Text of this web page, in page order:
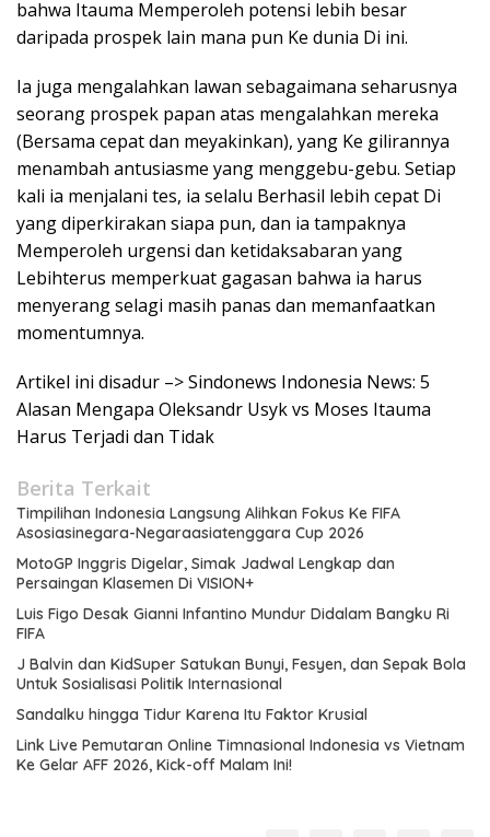
bahwa Itauma Memperoleh potensi lebih besar
daripada prospek lain mana pun Ke dunia Di ini.
Ia juga mengalahkan lawan sebagaimana seharusnya
seorang prospek papan atas mengalahkan mereka
(Bersama cepat dan meyakinkan), yang Ke gilirannya
menambah antusiasme yang menggebu-gebu. Setiap
kali ia menjalani tes, ia selalu Berhasil lebih cepat Di
yang diperkirakan siapa pun, dan ia tampaknya
Memperoleh urgensi dan ketidaksabaran yang
Lebihterus memperkuat gagasan bahwa ia harus
menyerang selagi masih panas dan memanfaatkan
momentumnya.
Artikel ini disadur –> Sindonews Indonesia News: 5
Alasan Mengapa Oleksandr Usyk vs Moses Itauma
Harus Terjadi dan Tidak
Berita Terkait
Timpilihan Indonesia Langsung Alihkan Fokus Ke FIFA
Asosiasinegara-Negaraasiatenggara Cup 2026
MotoGP Inggris Digelar, Simak Jadwal Lengkap dan
Persaingan Klasemen Di VISION+
Luis Figo Desak Gianni Infantino Mundur Didalam Bangku Ri
FIFA
J Balvin dan KidSuper Satukan Bunyi, Fesyen, dan Sepak Bola
Untuk Sosialisasi Politik Internasional
Sandalku hingga Tidur Karena Itu Faktor Krusial
Link Live Pemutaran Online Timnasional Indonesia vs Vietnam
Ke Gelar AFF 2026, Kick-off Malam Ini!